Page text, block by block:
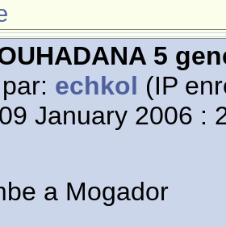
5
echkol (IP
January 2006 :
a Mogador